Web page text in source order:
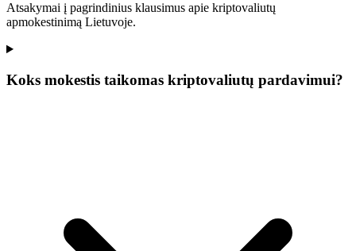
Atsakymai į pagrindinius klausimus apie kriptovaliutų
apmokestinimą Lietuvoje.
Koks mokestis taikomas kriptovaliutų pardavimui?